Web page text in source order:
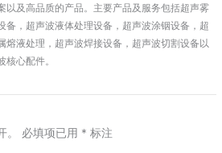
以及高品质的产品。主要产品及服务包括超声雾
备，超声波液体处理设备，超声波涂铟设备，超
熔液处理，超声波焊接设备，超声波切割设备以
核心配件。
必填项已用 * 标注